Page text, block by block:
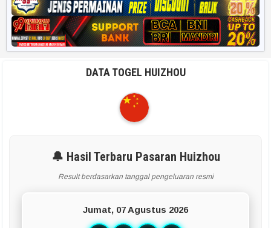
DATA TOGEL HUIZHOU
🔔 Hasil Terbaru Pasaran Huizhou
Result berdasarkan tanggal pengeluaran resmi
Jumat, 07 Agustus 2026